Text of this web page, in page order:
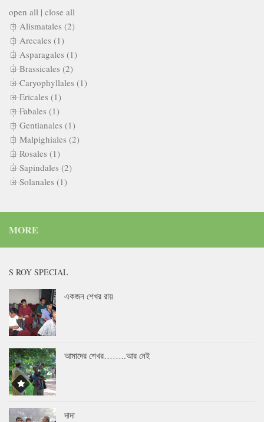
open all | close all
Alismatales (2)
Arecales (1)
Asparagales (1)
Brassicales (2)
Caryophyllales (1)
Ericales (1)
Fabales (1)
Gentianales (1)
Malpighiales (2)
Rosales (1)
Sapindales (2)
Solanales (1)
MORE
S ROY SPECIAL
একজন শেখর রায়
আমাদের শেখর……..আর নেই
দাদা